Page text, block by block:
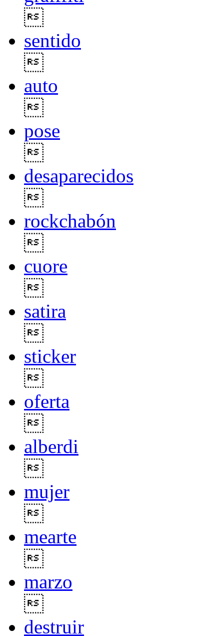
sentido
auto
pose
desaparecidos
rockchabón
cuore
satira
sticker
oferta
alberdi
mujer
mearte
marzo
destruir